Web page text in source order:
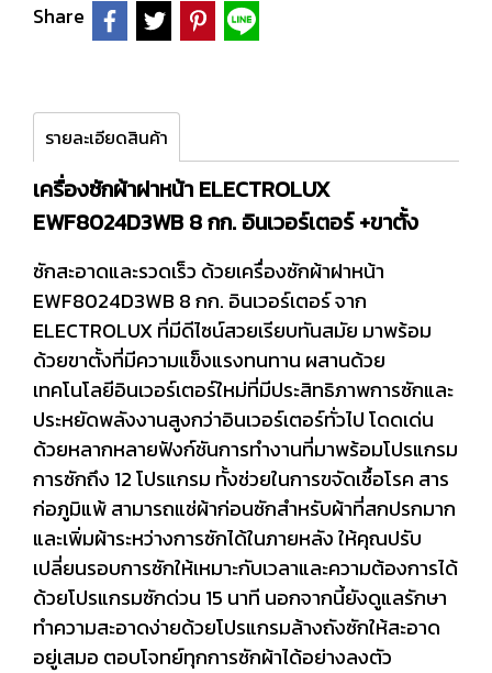
Share
รายละเอียดสินค้า
เครื่องซักผ้าฝาหน้า ELECTROLUX
EWF8024D3WB 8 กก. อินเวอร์เตอร์ +ขาตั้ง
ซักสะอาดและรวดเร็ว ด้วยเครื่องซักผ้าฝาหน้า
EWF8024D3WB 8 กก. อินเวอร์เตอร์ จาก
ELECTROLUX ที่มีดีไซน์สวยเรียบทันสมัย มาพร้อม
ด้วยขาตั้งที่มีความแข็งแรงทนทาน ผสานด้วย
เทคโนโลยีอินเวอร์เตอร์ใหม่ที่มีประสิทธิภาพการซักและ
ประหยัดพลังงานสูงกว่าอินเวอร์เตอร์ทั่วไป โดดเด่น
ด้วยหลากหลายฟังก์ชันการทำงานที่มาพร้อมโปรแกรม
การซักถึง 12 โปรแกรม ทั้งช่วยในการขจัดเชื้อโรค สาร
ก่อภูมิแพ้ สามารถแช่ผ้าก่อนซักสำหรับผ้าที่สกปรกมาก
และเพิ่มผ้าระหว่างการซักได้ในภายหลัง ให้คุณปรับ
เปลี่ยนรอบการซักให้เหมาะกับเวลาและความต้องการได้
ด้วยโปรแกรมซักด่วน 15 นาที นอกจากนี้ยังดูแลรักษา
ทำความสะอาดง่ายด้วยโปรแกรมล้างถังซักให้สะอาด
อยู่เสมอ ตอบโจทย์ทุกการซักผ้าได้อย่างลงตัว